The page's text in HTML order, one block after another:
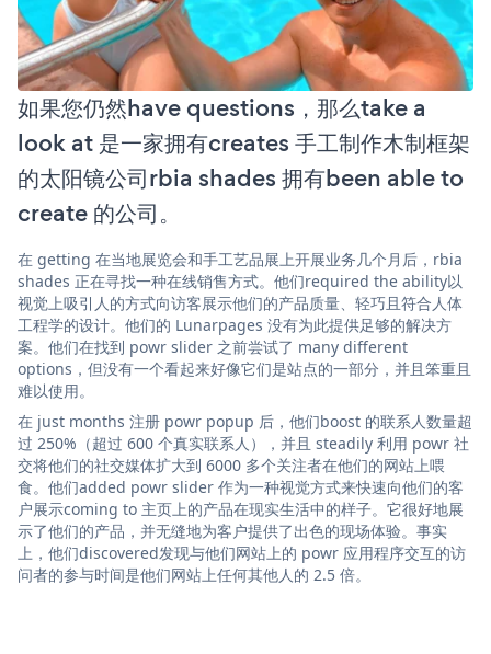
如果您仍然have questions，那么take a
look at 是一家拥有creates 手工制作木制框架
的太阳镜公司rbia shades 拥有been able to
create 的公司。
在 getting 在当地展览会和手工艺品展上开展业务几个月后，rbia
shades 正在寻找一种在线销售方式。他们required the ability以
视觉上吸引人的方式向访客展示他们的产品质量、轻巧且符合人体
工程学的设计。他们的 Lunarpages 没有为此提供足够的解决方
案。他们在找到 powr slider 之前尝试了 many different
options，但没有一个看起来好像它们是站点的一部分，并且笨重且
难以使用。
在 just months 注册 powr popup 后，他们boost 的联系人数量超
过 250%（超过 600 个真实联系人），并且 steadily 利用 powr 社
交将他们的社交媒体扩大到 6000 多个关注者在他们的网站上喂
食。他们added powr slider 作为一种视觉方式来快速向他们的客
户展示coming to 主页上的产品在现实生活中的样子。它很好地展
示了他们的产品，并无缝地为客户提供了出色的现场体验。事实
上，他们discovered发现与他们网站上的 powr 应用程序交互的访
问者的参与时间是他们网站上任何其他人的 2.5 倍。